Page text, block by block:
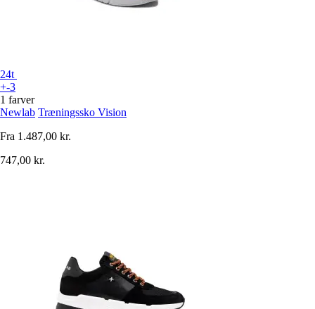
24t
+-3
1 farver
Newlab Træningssko Vision
Fra 1.487,00 kr.
747,00 kr.